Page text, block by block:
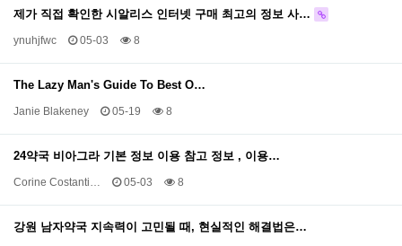
제가 직접 확인한 시알리스 인터넷 구매 최고의 정보 사…
ynuhjfwc 05-03 8
The Lazy Man's Guide To Best O…
Janie Blakeney 05-19 8
24약국 비아그라 기본 정보 이용 참고 정보 , 이용…
Corine Costanti… 05-03 8
강원 남자약국 지속력이 고민될 때, 현실적인 해결법은…